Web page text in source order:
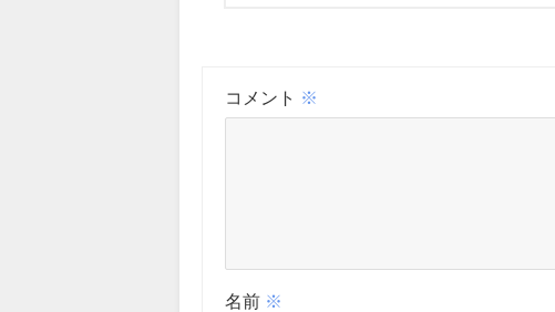
コメント ※
名前 ※